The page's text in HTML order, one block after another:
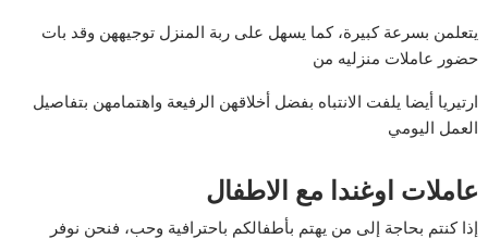
يتعلمن بسرعة كبيرة، كما يسهل على ربة المنزل توجيههن وقد بات
حضور عاملات منزليه من
ارتيريا أيضا يلفت الانتباه بفضل أخلاقهن الرفيعة واهتمامهن بتفاصيل
العمل اليومي
عاملات اوغندا مع الاطفال
إذا كنتم بحاجة إلى من يهتم بأطفالكم باحترافية وحب، فنحن نوفر